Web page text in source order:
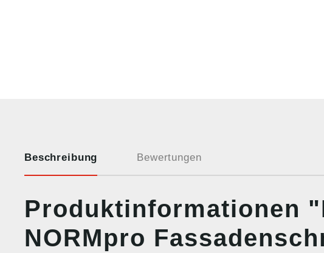
Beschreibung Bewertungen
Produktinformationen
NORMpro